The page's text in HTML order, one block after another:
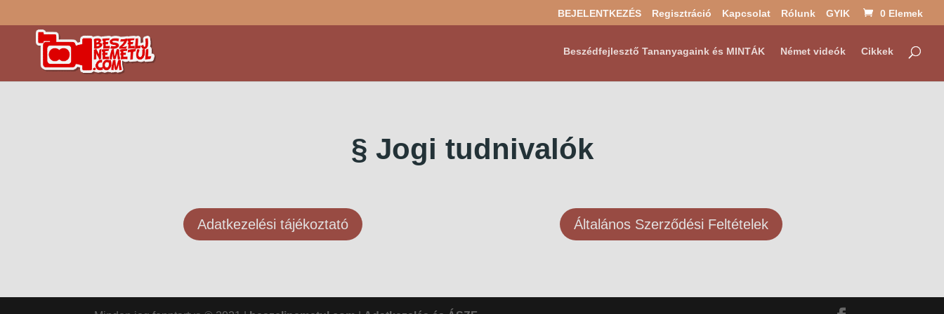
BEJELENTKEZÉS Regisztráció Kapcsolat Rólunk GYIK 0 Elemek
Beszédfejlesztő Tananyagaink és MINTÁK Német videók Cikkek
§ Jogi tudnivalók
Adatkezelési tájékoztató Általános Szerződési Feltételek